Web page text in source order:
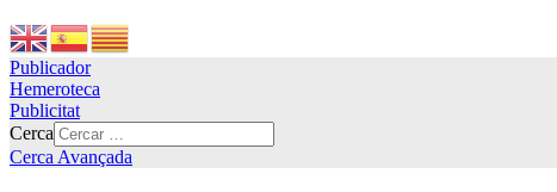
Publicador
Hemeroteca
Publicitat
Cerca
Cerca Avançada